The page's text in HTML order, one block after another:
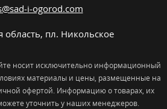
i-ogorod.com
область, пл. Никольcкое
носит исключительно информационный
материалы и цены, размещенные на
офертой. Информацию о товарах, их
уточнить у наших менеджеров.